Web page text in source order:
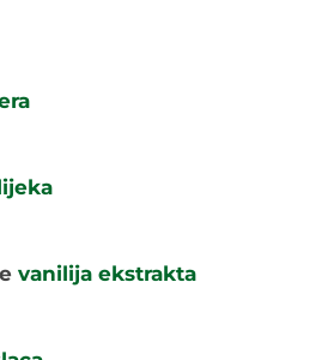
vanilija ekstrakta